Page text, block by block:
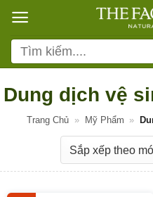
qua
nội
dung
Tìm
kiếm:
Dung dịch vệ
Trang Chủ » Mỹ Phẩm »